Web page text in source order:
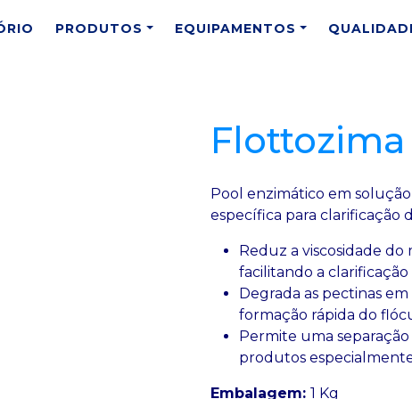
PRODUTOS EQUIPAMENTOS
Flottozima
Pool enzimático em
específica para clarificação
Reduz a viscosidade
facilitando a
Degrada as pectinas
formação rápida do
Permite uma separação
produtos
Embalagem: 1 Kg